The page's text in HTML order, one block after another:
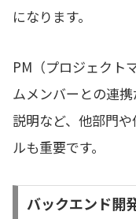
になります。
PM（プロジェクト
ムメンバーとの連
説明など、他部門
ルも重要です。
バックエンド開